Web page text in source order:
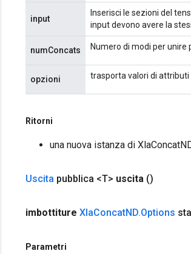
input
Inserisci le sezioni del
input devono avere la
numConcats Numero di modi per unire
opzioni trasporta valori di attributi
Ritorni
una nuova istanza di
Uscita pubblica <T> uscita ()
imbottiture XlaConcatND.Options
Parametri